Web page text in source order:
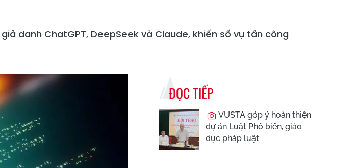
danh ChatGPT, DeepSeek và Claude, khiến số vụ tấn công
ĐỌC TIẾP
VUSTA góp ý hoàn thiện
dự án Luật Phổ biến, giáo
dục pháp luật